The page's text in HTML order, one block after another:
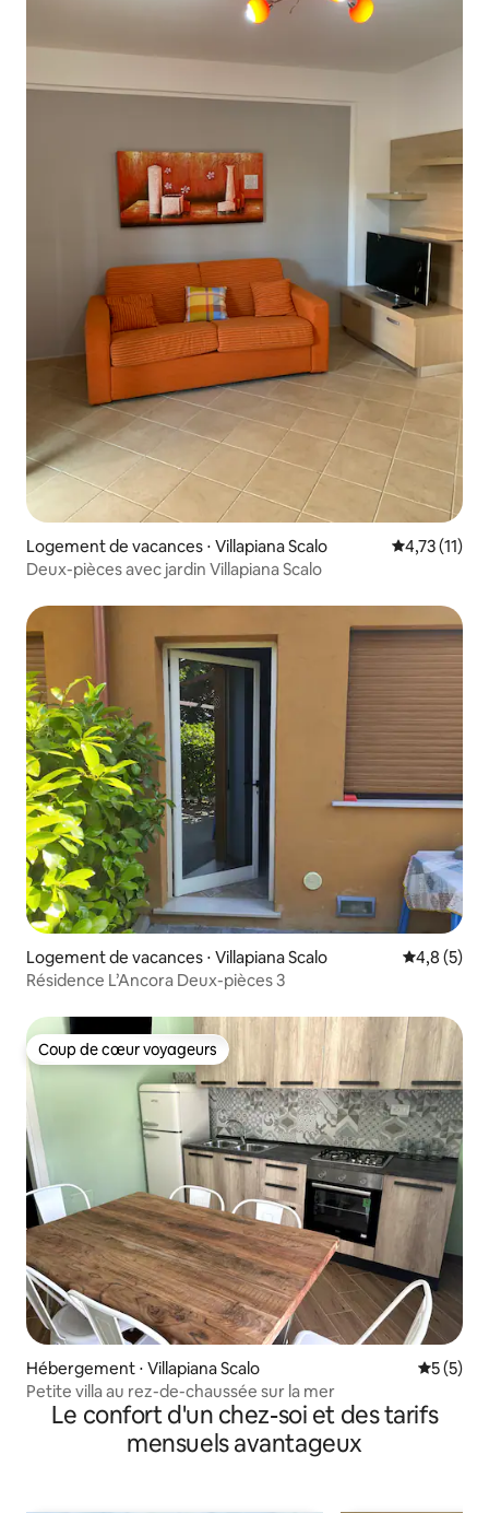
Logement de vacances ⋅ Villapiana Scalo Évaluation
4,73 (11)
Deux-pièces avec jardin Villapiana Scalo
Logement de vacances ⋅ Villapiana Scalo Évaluation
4,8 (5)
Résidence L’Ancora Deux-pièces 3
Coup de cœur voyageurs
Coup de cœur voyageurs
Hébergement ⋅ Villapiana Scalo
5 (5)
Petite villa au rez-de-chaussée sur la mer
Le confort d'un chez-soi et des tarifs
mensuels avantageux